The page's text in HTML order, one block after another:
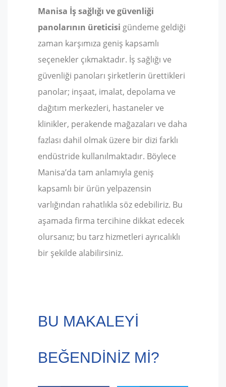
Manisa İş sağlığı ve güvenliği
panolarının üreticisi gündeme geldiği
zaman karşımıza geniş kapsamlı
seçenekler çıkmaktadır. İş sağlığı ve
güvenliği panoları şirketlerin ürettikleri
panolar; inşaat, imalat, depolama ve
dağıtım merkezleri, hastaneler ve
klinikler, perakende mağazaları ve daha
fazlası dahil olmak üzere bir dizi farklı
endüstride kullanılmaktadır. Böylece
Manisa’da tam anlamıyla geniş
kapsamlı bir ürün yelpazensin
varlığından rahatlıkla söz edebiliriz. Bu
aşamada firma tercihine dikkat edecek
olursanız; bu tarz hizmetleri ayrıcalıklı
bir şekilde alabilirsiniz.
BU MAKALEYI
BEĞENDINIZ MI?